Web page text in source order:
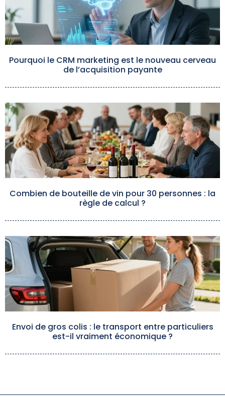
Pourquoi le CRM marketing est le nouveau cerveau
de l’acquisition payante
Combien de bouteille de vin pour 30 personnes : la
règle de calcul ?
Envoi de gros colis : le transport entre particuliers
est-il vraiment économique ?